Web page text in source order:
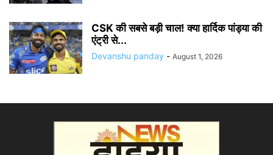
CSK की सबसे बड़ी चाल! क्या हार्दिक पांड्या की
एंट्री से...
Devanshu panday - August 1, 2026